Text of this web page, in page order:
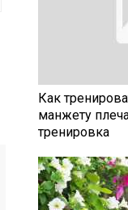
Как
манжету
тренировка